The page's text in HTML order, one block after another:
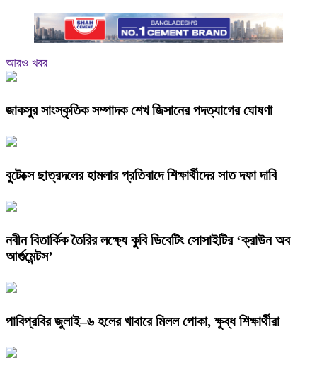
আরও খবর
জাকসুর সাংস্কৃতিক সম্পাদক শেখ জিসানের পদত্যাগের ঘোষণা
বুটেক্সে ছাত্রদলের হামলার প্রতিবাদে শিক্ষার্থীদের সাত দফা দাবি
নবীন বিতার্কিক তৈরির লক্ষ্যে কুবি ডিবেটিং সোসাইটির ‘ক্রাউন অব
আর্গুমেন্টস’
পাবিপ্রবির জুলাই–৬ হলের খাবারে মিলল পোকা, ক্ষুব্ধ শিক্ষার্থীরা